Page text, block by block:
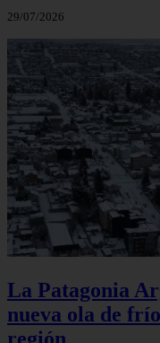
29/07/2026
La Patagonia
nueva ola de